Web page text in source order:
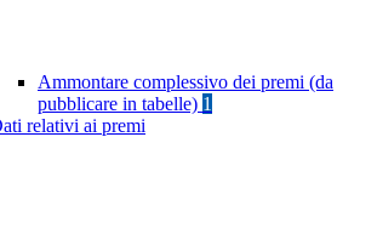
Ammontare complessivo dei premi (da
pubblicare in tabelle) 1
relativi ai premi